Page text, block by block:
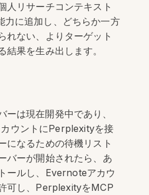
人リサーチコンテキスト
に追加し、どちらか一方
れない、よりターゲット
結果を生み出します。
は現在開発中であり、
ウントにPerplexityを接
になるための待機リスト
バーが開始されたら、あ
ールし、Evernoteアカウ
可し、PerplexityをMCP